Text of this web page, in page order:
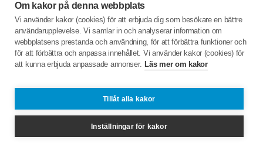
Om kakor på denna webbplats
Vi använder kakor (cookies) för att erbjuda dig som besökare en bättre
användarupplevelse. Vi samlar in och analyserar information om
webbplatsens prestanda och användning, för att förbättra funktioner och
för att förbättra och anpassa innehållet. Vi använder kakor (cookies) för
att kunna erbjuda anpassade annonser. Läs mer om kakor
Tillåt alla kakor
Inställningar för kakor
Fredagsbridgen
Sponsorer
C/o:Lars-Erik Hagbert